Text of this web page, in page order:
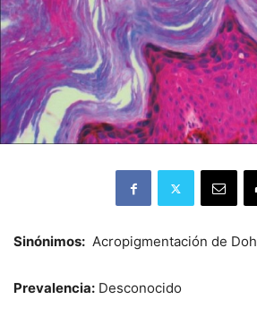
Sinónimos: Acropigmentación de Doh
Prevalencia: Desconocido